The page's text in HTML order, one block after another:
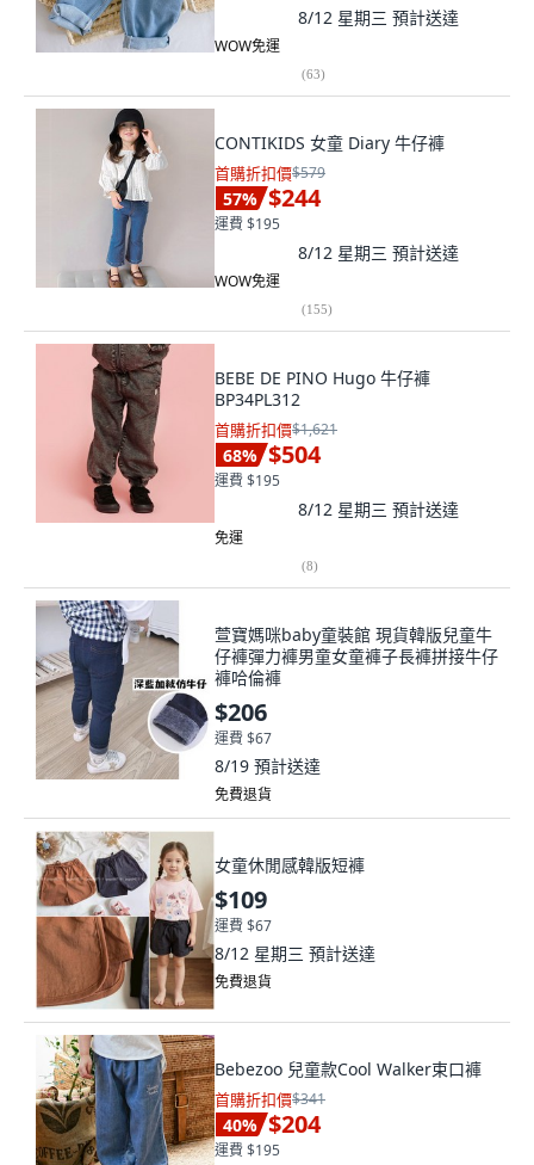
8/12 星期三 預計送達
WOW免運
(63)
CONTIKIDS 女童 Diary 牛仔褲
首購折扣價$579
57% $244
運費 $195
8/12 星期三 預計送達
WOW免運
(155)
BEBE DE PINO Hugo 牛仔褲
BP34PL312
首購折扣價$1,621
68% $504
運費 $195
8/12 星期三 預計送達
免運
(8)
萱寶媽咪baby童裝館 現貨韓版兒童牛
仔褲彈力褲男童女童褲子長褲拼接牛仔
褲哈倫褲
$206
運費 $67
8/19 預計送達
免費退貨
女童休閒感韓版短褲
$109
運費 $67
8/12 星期三 預計送達
免費退貨
Bebezoo 兒童款Cool Walker束口褲
首購折扣價$341
40% $204
運費 $195